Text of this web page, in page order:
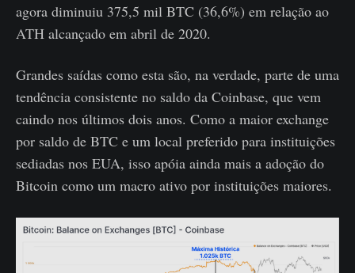
agora diminuiu 375,5 mil BTC (36,6%) em relação ao
ATH alcançado em abril de 2020.
Grandes saídas como esta são, na verdade, parte de uma
tendência consistente no saldo da Coinbase, que vem
caindo nos últimos dois anos. Como a maior exchange
por saldo de BTC e um local preferido para instituições
sediadas nos EUA, isso apóia ainda mais a adoção do
Bitcoin como um macro ativo por instituições maiores.